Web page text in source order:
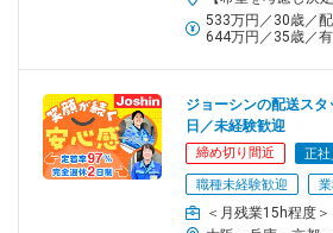
トラック運転の試験に合格したら、運転
チーフドライバーになると、下記手当も
◎業績連動手当 ※業績により支給
＼その後のキャリアは？／
◎地域に貢献しながら腰を据えて働く
◎リフォーム事業部で活躍
644万円／35歳／有資格／配偶者
ジョーシンの配送ス
日／未経験歓迎
締め切り間近 正社
職種未経験歓迎